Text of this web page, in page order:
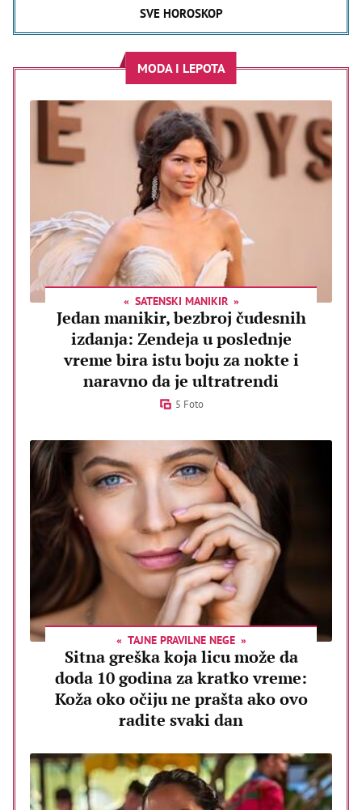
SVE HOROSKOP
MODA I LEPOTA
SATENSKI MANIKIR
Jedan manikir, bezbroj čudesnih
izdanja: Zendeja u poslednje
vreme bira istu boju za nokte i
naravno da je ultratrendi
5 Foto
TAJNE PRAVILNE NEGE
Sitna greška koja licu može da
doda 10 godina za kratko vreme:
Koža oko očiju ne prašta ako ovo
radite svaki dan